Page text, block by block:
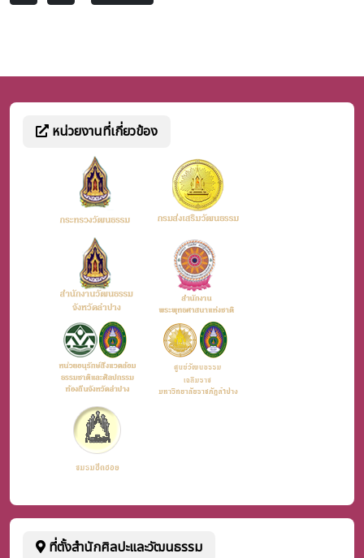
หน่วยงานที่เกี่ยวข้อง
ที่ตั้งสำนักศิลปะและวัฒนธรรม